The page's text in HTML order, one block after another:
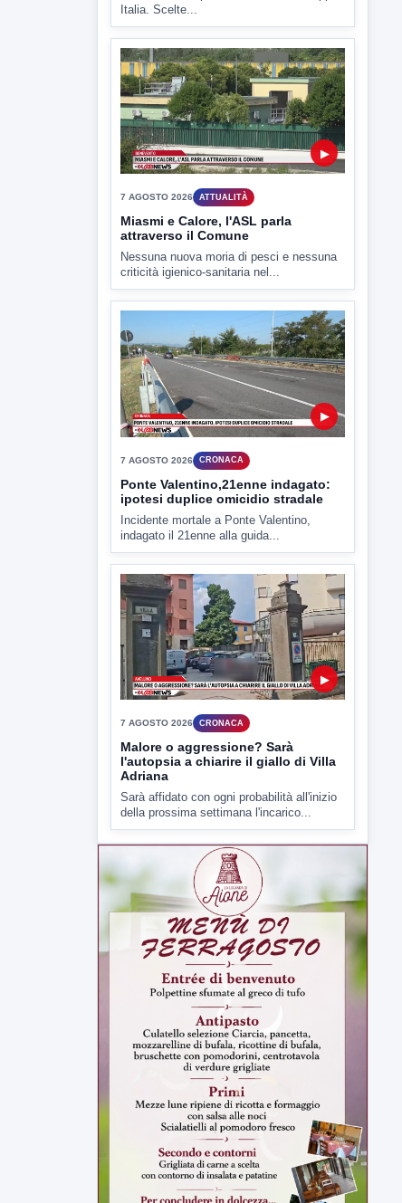
Italia. Scelte...
▶
7 AGOSTO 2026 ATTUALITÀ
Miasmi e Calore, l'ASL parla
attraverso il Comune
Nessuna nuova moria di pesci e nessuna
criticità igienico-sanitaria nel...
▶
7 AGOSTO 2026 CRONACA
Ponte Valentino,21enne indagato:
ipotesi duplice omicidio stradale
Incidente mortale a Ponte Valentino,
indagato il 21enne alla guida...
▶
7 AGOSTO 2026 CRONACA
Malore o aggressione? Sarà
l'autopsia a chiarire il giallo di Villa
Adriana
Sarà affidato con ogni probabilità all'inizio
della prossima settimana l'incarico...